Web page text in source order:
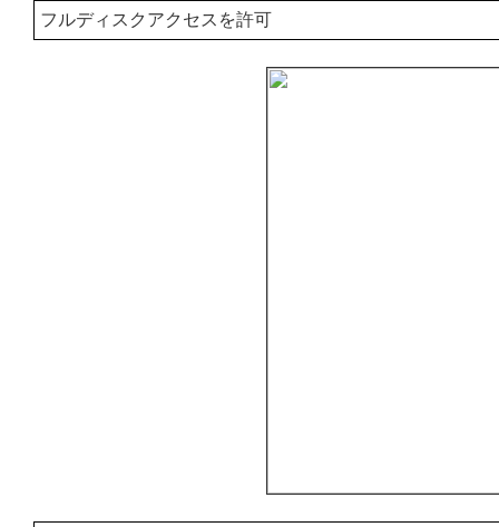
フルディスクアクセスを許可